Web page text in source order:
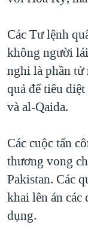
Các Tư lệnh
không người
nghi là phần
quả để tiêu
và al-Qaida.
Các cuộc tấn
thương vong
Pakistan. Các
khai lên án các
dụng.